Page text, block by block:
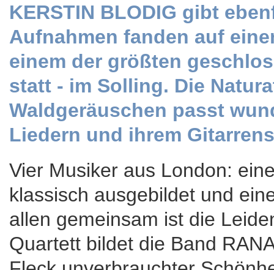
KERSTIN BLODIG gibt
Aufnahmen fanden auf
einem der größten
statt - im Solling. Die
Waldgeräuschen passt
Liedern und ihrem
Vier Musiker aus London:
klassisch ausgebildet und
allen gemeinsam ist die
Quartett bildet die Band